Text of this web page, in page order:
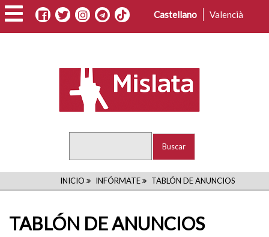
Pasar
al
contenido
Castellano Valencià
RUTA
NAVEGACIÓN
INICIO INFÓRMATE TABLÓN DE ANUNCIOS
TABLÓN DE ANUNCIOS